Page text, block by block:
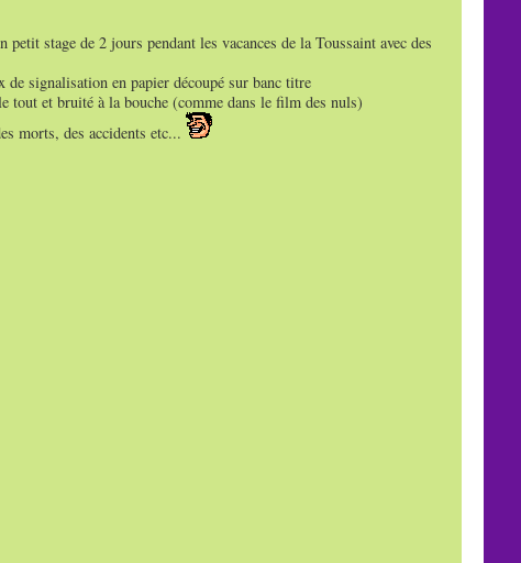
stage de 2 jours pendant les vacances de la Toussaint avec des
signalisation en papier découpé sur banc titre
tout et bruité à la bouche (comme dans le film des nuls)
morts, des accidents etc...